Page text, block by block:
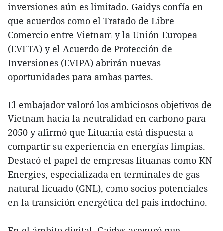
inversiones aún es limitado. Gaidys confía en
que acuerdos como el Tratado de Libre
Comercio entre Vietnam y la Unión Europea
(EVFTA) y el Acuerdo de Protección de
Inversiones (EVIPA) abrirán nuevas
oportunidades para ambas partes.
El embajador valoró los ambiciosos objetivos de
Vietnam hacia la neutralidad en carbono para
2050 y afirmó que Lituania está dispuesta a
compartir su experiencia en energías limpias.
Destacó el papel de empresas lituanas como KN
Energies, especializada en terminales de gas
natural licuado (GNL), como socios potenciales
en la transición energética del país indochino.